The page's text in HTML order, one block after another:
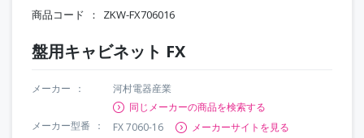
商品コード ZKW-FX706016
盤用キャビネット FX
メーカー
河村電器産業
同じメーカーの商品を検索する
メーカー型番
FX 7060-16 メーカーサイトを見る